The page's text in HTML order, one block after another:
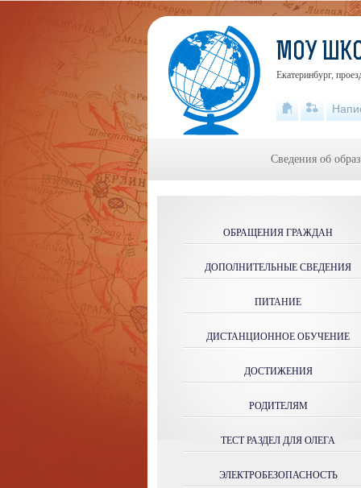
ОБРАЩЕНИЯ ГРАЖДАН
ДОПОЛНИТЕЛЬНЫЕ СВЕДЕНИЯ
ПИТАНИЕ
ДИСТАНЦИОННОЕ ОБУЧЕНИЕ
ДОСТИЖЕНИЯ
РОДИТЕЛЯМ
ТЕСТ РАЗДЕЛ ДЛЯ ОЛЕГА
ЭЛЕКТРОБЕЗОПАСНОСТЬ
МОУ
Екатеринбург,
Сведения об